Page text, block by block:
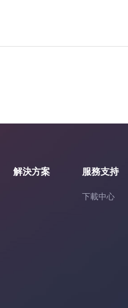
解決方案 服務支持
下載中心